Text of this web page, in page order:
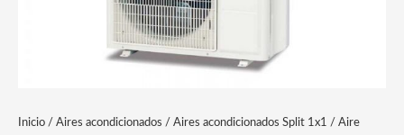
Inicio / Aires acondicionados / Aires acondicionados Split 1x1
/ Aire